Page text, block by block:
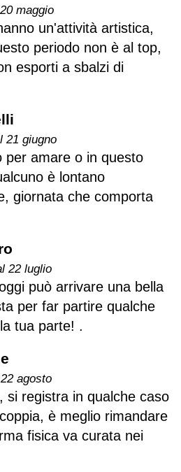
maggio
un'attività artistica,
periodo non è al top,
esporti a sbalzi di
21 giugno
per amare o in questo
è lontano
giornata che comporta
22 luglio
può arrivare una bella
per far partire qualche
tua parte! .
agosto
si registra in qualche caso
è meglio rimandare
fisica va curata nei